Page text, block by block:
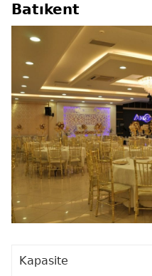
Batıkent
Kapasite